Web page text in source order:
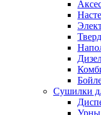
Сушилки
Урны